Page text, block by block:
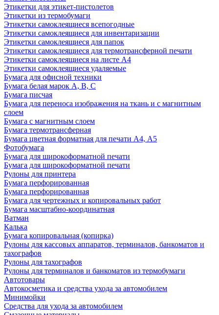
Этикетки для этикет-пистолетов
Этикетки из термобумаги
Этикетки самоклеящиеся всепогодные
Этикетки самоклеящиеся для инвентаризации
Этикетки самоклеящиеся для папок
Этикетки самоклеящиеся для термотрансферной печати
Этикетки самоклеящиеся на листе А4
Этикетки самоклеящиеся удаляемые
Бумага для офисной техники
Бумага белая марок А, В, С
Бумага писчая
Бумага для переноса изображения на ткань и с магнитным
слоем
Бумага с магнитным слоем
Бумага термотрансферная
Бумага цветная форматная для печати А4, А5
Фотобумага
Бумага для широкоформатной печати
Бумага для широкоформатной печати
Рулоны для принтера
Бумага перфорированная
Бумага перфорированная
Бумага для чертежных и копировальных работ
Бумага масштабно-координатная
Ватман
Калька
Бумага копировальная (копирка)
Рулоны для кассовых аппаратов, терминалов, банкоматов и
тахографов
Рулоны для тахографов
Рулоны для терминалов и банкоматов из термобумаги
Автотовары
Автокосметика и средства ухода за автомобилем
Минимойки
Средства для ухода за автомобилем